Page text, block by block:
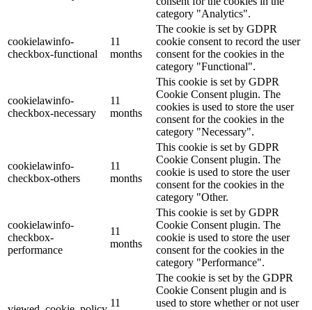
category "Analytics".
cookielawinfo-
checkbox-functional
11
months
The cookie is set by GDPR
cookie consent to record the user
consent for the cookies in the
category "Functional".
cookielawinfo-
checkbox-necessary
11
months
This cookie is set by GDPR
Cookie Consent plugin. The
cookies is used to store the user
consent for the cookies in the
category "Necessary".
cookielawinfo-
checkbox-others
11
months
This cookie is set by GDPR
Cookie Consent plugin. The
cookie is used to store the user
consent for the cookies in the
category "Other.
cookielawinfo-
checkbox-
performance
11
months
This cookie is set by GDPR
Cookie Consent plugin. The
cookie is used to store the user
consent for the cookies in the
category "Performance".
11
The cookie is set by the GDPR
Cookie Consent plugin and is
used to store whether or not user